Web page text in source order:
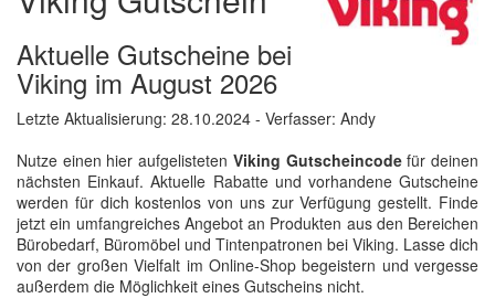
Aktuelle Gutscheine bei
Viking im August 2026
Letzte Aktualisierung: 28.10.2024 - Verfasser: Andy
Nutze einen hier aufgelisteten Viking Gutscheincodefür deinen
nächsten Einkauf. Aktuelle Rabatte und vorhandene Gutscheine
werden für dich kostenlos von uns zur Verfügung gestellt. Finde
jetzt ein umfangreiches Angebot an Produkten aus den Bereichen
Bürobedarf, Büromöbel und Tintenpatronen bei Viking. Lasse dich
von der großen Vielfalt im Online-Shop begeistern und vergesse
außerdem die Möglichkeit eines Gutscheins nicht.